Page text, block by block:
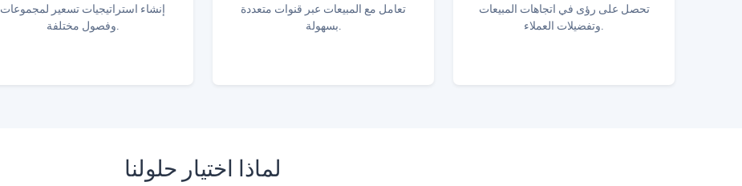
إنشاء استراتيجيات تسعير لمجموعات
وفصول مختلفة.
تعامل مع المبيعات عبر قنوات متعددة
بسهولة.
تحصل على رؤى في اتجاهات المبيعات
وتفضيلات العملاء.
لماذا اختيار حلولنا